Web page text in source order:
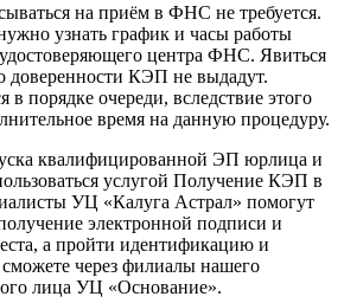
на приём в ФНС не требуется.
узнать график и часы работы
центра ФНС. Явиться
доверенности КЭП не выдадут.
в порядке очереди, вследствие этого
время на данную процедуру.
квалифицированной ЭП юрлица и
услугой Получение КЭП в
УЦ «Калуга Астрал» помогут
электронной подписи и
а пройти идентификацию и
через филиалы нашего
лица УЦ «Основание».